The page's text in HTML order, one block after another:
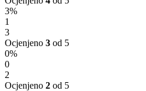
3%
1
3
Ocjenjeno 3 od 5
0%
0
2
Ocjenjeno 2 od 5